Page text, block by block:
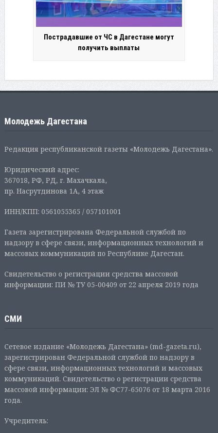
Пострадавшие от ЧС в Дагестане могут
получить выплаты
Молодежь Дагестана
Редакция республиканской газеты «Молодежь Дагестана».
Юридический адрес:
367018, РФ, РД, г. Махачкала,
пр. Насрутдинова 1А, 4 этаж
ИНН/КПП: 0561055365 / 057101001
Газета зарегистрирована Федеральной службой по
надзору в сфере связи, информационных технологий и
массовых коммуникаций по Республике Дагестан.
Свидетельство о регистрации средства массовой
информации: ПИ № ТУ 05-00409 от 22 апреля 2019 года
СМИ
Сетевое издание «Молодежь Дагестана» (md-gazeta.ru),
зарегистрирован Федеральной службой по надзору в
сфере связи, информационных технологий и массовых
коммуникаций. Свидетельство о регистрации средства
массовой информации: ЭЛ № ФС77-65076 от 18 марта 2016
года.
Учредитель: